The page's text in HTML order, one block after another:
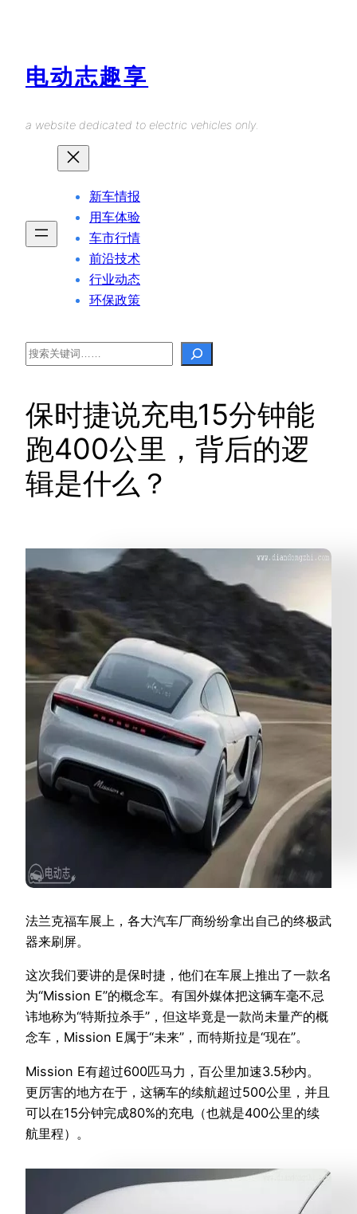
电动志趣享
a website dedicated to electric vehicles only.
新车情报
用车体验
车市行情
前沿技术
行业动态
环保政策
Search
保时捷说充电15分钟能
跑400公里，背后的逻
辑是什么？
法兰克福车展上，各大汽车厂商纷纷拿出自己的终极武
器来刷屏。
这次我们要讲的是保时捷，他们在车展上推出了一款名
为“Mission E”的概念车。有国外媒体把这辆车毫不忌
讳地称为“特斯拉杀手”，但这毕竟是一款尚未量产的概
念车，Mission E属于“未来”，而特斯拉是“现在”。
Mission E有超过600匹马力，百公里加速3.5秒内。
更厉害的地方在于，这辆车的续航超过500公里，并且
可以在15分钟完成80%的充电（也就是400公里的续
航里程）。